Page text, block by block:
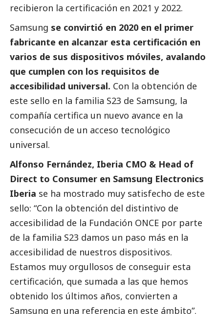
recibieron la certificación en 2021 y 2022.
Samsung se convirtió en 2020 en el primer
fabricante en alcanzar esta certificación en
varios de sus dispositivos móviles, avalando
que cumplen con los requisitos de
accesibilidad universal. Con la obtención de
este sello en la familia S23 de Samsung, la
compañía certifica un nuevo avance en la
consecución de un acceso tecnológico
universal.
Alfonso Fernández, Iberia CMO & Head of
Direct to Consumer en Samsung Electronics
Iberia se ha mostrado muy satisfecho de este
sello: “Con la obtención del distintivo de
accesibilidad de la Fundación ONCE por parte
de la familia S23 damos un paso más en la
accesibilidad de nuestros dispositivos.
Estamos muy orgullosos de conseguir esta
certificación, que sumada a las que hemos
obtenido los últimos años, convierten a
Samsung en una referencia en este ámbito”.